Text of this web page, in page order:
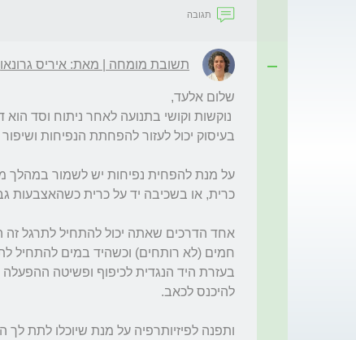
תגובה
תשובת מומחה | מאת: איריס גרונאו